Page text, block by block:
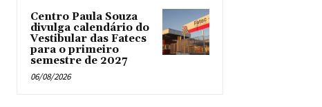
Centro Paula Souza
divulga calendário do
Vestibular das Fatecs
para o primeiro
semestre de 2027
06/08/2026